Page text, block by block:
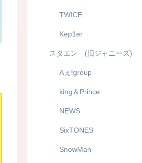
TWICE
Kep1er
スタエン (旧ジャニーズ)
Aぇ!group
king＆Prince
NEWS
SixTONES
SnowMan